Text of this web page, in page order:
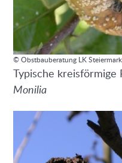
© Obstbauberatung LK Steiermark
Typische kreisförmige
Monilia